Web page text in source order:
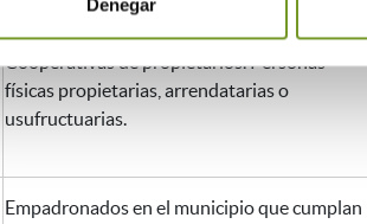
Denegar
Propietarios agrupados de edificios sin
división horizontal.
Cooperativas de propietarios. Personas
físicas propietarias, arrendatarias o
usufructuarias.
Empadronados en el municipio que cumplan